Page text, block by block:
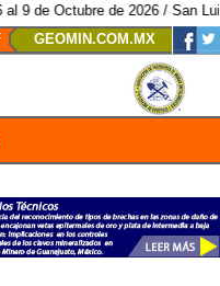
de 2026 / San Luis Potosí, SLP
GEOMIN.COM.MX